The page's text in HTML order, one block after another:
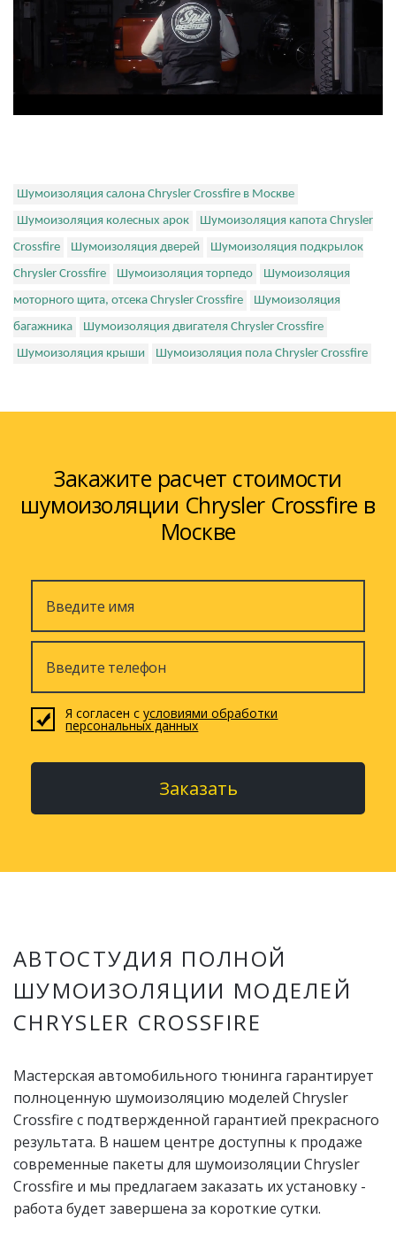
Шумоизоляция салона Chrysler Crossfire в Москве
Шумоизоляция колесных арок
Шумоизоляция капота Chrysler
Crossfire
Шумоизоляция дверей
Шумоизоляция подкрылок
Chrysler Crossfire
Шумоизоляция торпедо
Шумоизоляция
моторного щита, отсека Chrysler Crossfire
Шумоизоляция
багажника
Шумоизоляция двигателя Chrysler Crossfire
Шумоизоляция крыши
Шумоизоляция пола Chrysler Crossfire
Закажите расчет стоимости
шумоизоляции Chrysler Crossfire в
Москве
Я согласен сусловиями обработки
персональных данных
Заказать
АВТОСТУДИЯ ПОЛНОЙ
ШУМОИЗОЛЯЦИИ МОДЕЛЕЙ
CHRYSLER CROSSFIRE
Мастерская автомобильного тюнинга гарантирует
полноценную шумоизоляцию моделей Chrysler
Crossfire с подтвержденной гарантией прекрасного
результата. В нашем центре доступны к продаже
современные пакеты для шумоизоляции Chrysler
Crossfire и мы предлагаем заказать их установку -
работа будет завершена за короткие сутки.